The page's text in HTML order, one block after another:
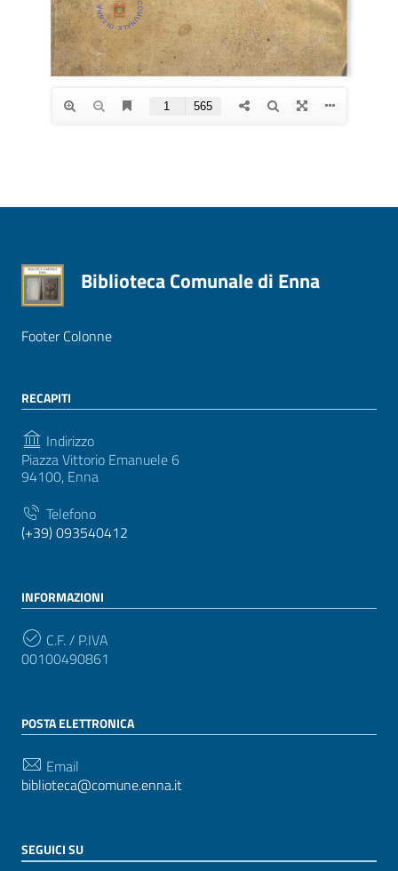
Biblioteca Comunale di Enna
Footer Colonne
RECAPITI
Indirizzo
Piazza Vittorio Emanuele 6
94100, Enna
Telefono
(+39) 093540412
INFORMAZIONI
C.F. / P.IVA
00100490861
POSTA ELETTRONICA
Email
biblioteca@comune.enna.it
SEGUICI SU